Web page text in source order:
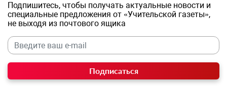
Подпишитесь, чтобы получать актуальные новости и
специальные предложения от «Учительской газеты»,
не выходя из почтового ящика
Подписаться